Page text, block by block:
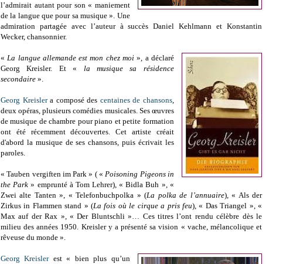
l’admirait autant pour son « maniement
de la langue que pour sa musique ». Une
admiration partagée avec l’auteur à succès Daniel Kehlmann et Konstantin
Wecker, chansonnier.
«La langue allemande est mon chez moi», a déclaré
Georg Kreisler. Et « la musique sa résidence
secondaire ».
Georg Kreislera composé des centaines de chansons,
deux opéras, plusieurs comédies musicales. Ses œuvres
de musique de chambre pour piano et petite formation
ont été récemment découvertes. Cet artiste créait
d'abord la musique de ses chansons, puis écrivait les
paroles.
« Tauben vergiften im Park » ( «Poisoning Pigeons in
the Park » emprunté à Tom Lehrer), « Bidla Buh », «
Zwei alte Tanten », « Telefonbuchpolka » (La polka de l’annuaire), « Als der
Zirkus in Flammen stand » (La fois où le cirque a pris feu), « Das Triangel », «
Max auf der Rax », « Der Bluntschli »… Ces titres l’ont rendu célèbre dès le
milieu des années 1950. Kreisler y a présenté sa vision « vache, mélancolique et
rêveuse du monde ».
Georg Kreislerest « bien plus qu’un